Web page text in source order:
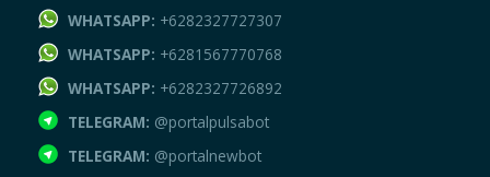
WHATSAPP: +6282327727307
WHATSAPP: +6281567770768
WHATSAPP: +6282327726892
TELEGRAM: @portalpulsabot
TELEGRAM: @portalnewbot